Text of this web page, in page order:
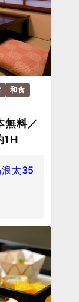
和食
無料／
1H
太35